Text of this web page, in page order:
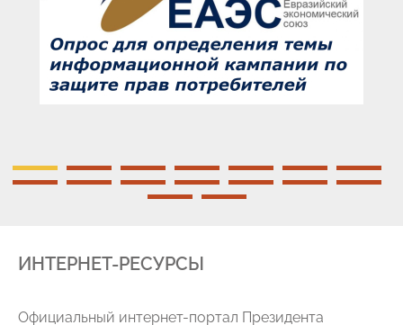
ИНТЕРНЕТ-РЕСУРСЫ
Официальный интернет-портал Президента